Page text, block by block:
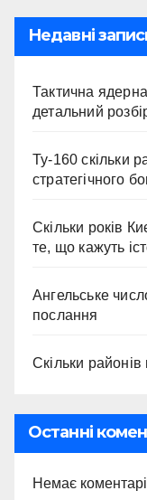
Недавні
Тактична
детальний
Ту-160 скільки
стратегічного
Скільки років
те, що кажуть
Ангельське
послання
Скільки
Останні
Немає